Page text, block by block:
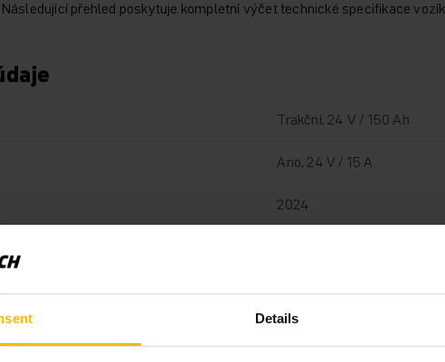
Details
Následující přehled poskytuje kompletní výčet technické specifikace
Trakční, 24 V / 150 Ah
Ano, 24 V / 15 A
2024
1400 kg